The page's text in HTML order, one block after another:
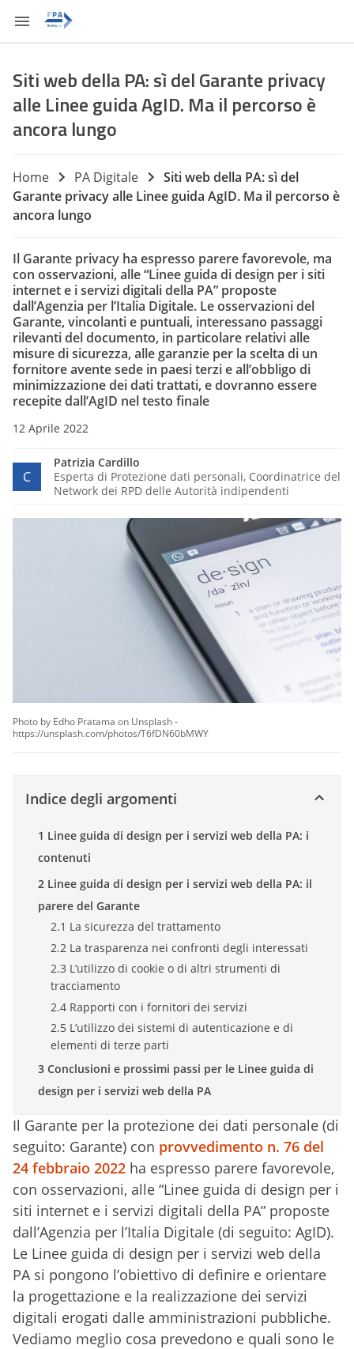
Siti web della PA: sì del Garante privacy
alle Linee guida AgID. Ma il percorso è
ancora lungo
Home PA Digitale
Siti web della PA: sì del
Garante privacy alle Linee guida AgID. Ma il percorso è
ancora lungo
Il Garante privacy ha espresso parere favorevole, ma
con osservazioni, alle “Linee guida di design per i siti
internet e i servizi digitali della PA” proposte
dall’Agenzia per l’Italia Digitale. Le osservazioni del
Garante, vincolanti e puntuali, interessano passaggi
rilevanti del documento, in particolare relativi alle
misure di sicurezza, alle garanzie per la scelta di un
fornitore avente sede in paesi terzi e all’obbligo di
minimizzazione dei dati trattati, e dovranno essere
recepite dall’AgID nel testo finale
12 Aprile 2022
C
Patrizia Cardillo
Esperta di Protezione dati personali, Coordinatrice del
Network dei RPD delle Autorità indipendenti
Photo by Edho Pratama on Unsplash -
https://unsplash.com/photos/T6fDN60bMWY
Indice degli argomenti
1 Linee guida di design per i servizi web della PA: i
contenuti
2 Linee guida di design per i servizi web della PA: il
parere del Garante
2.1 La sicurezza del trattamento
2.2 La trasparenza nei confronti degli interessati
2.3 L’utilizzo di cookie o di altri strumenti di
tracciamento
2.4 Rapporti con i fornitori dei servizi
2.5 L’utilizzo dei sistemi di autenticazione e di
elementi di terze parti
3 Conclusioni e prossimi passi per le Linee guida di
design per i servizi web della PA
Il Garante per la protezione dei dati personale (di
seguito: Garante) con provvedimento n. 76 del
24 febbraio 2022 ha espresso parere favorevole,
con osservazioni, alle “Linee guida di design per i
siti internet e i servizi digitali della PA” proposte
dall’Agenzia per l’Italia Digitale (di seguito: AgID).
Le Linee guida di design per i servizi web della
PA si pongono l’obiettivo di definire e orientare
la progettazione e la realizzazione dei servizi
digitali erogati dalle amministrazioni pubbliche.
Vediamo meglio cosa prevedono e quali sono le